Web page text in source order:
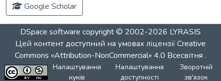
Google Scholar
DSpace software copyright © 2002-2026 LYRASIS
Цей контент доступний на умовах ліцензіїCreative
Commons «Attribution-NonCommercial» 4.0 Всесвітня .
Налаштування
куків
Налаштування
доступності
Зворотній
зв'язок